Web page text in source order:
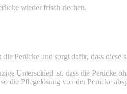
wieder frisch riechen.
Perücke und sorgt dafür, dass diese
Unterschied ist, dass die Perücke
die Pflegelösung von der Perücke